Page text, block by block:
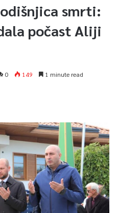
smrti:
počast Aliji
0 149 1 minute read